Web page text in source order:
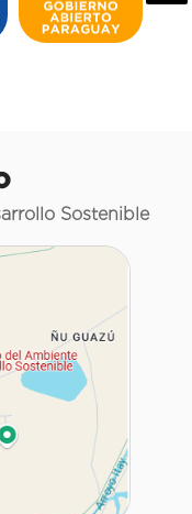
Sostenible